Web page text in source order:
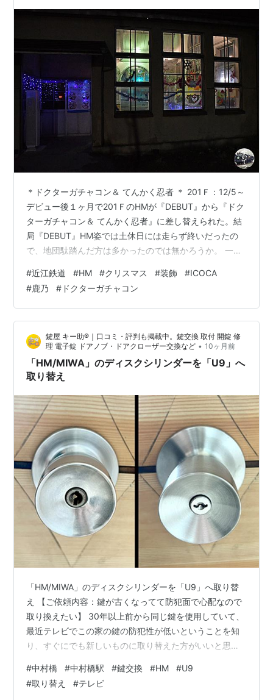
＊ドクターガチャコン＆ てんかく忍者 ＊ 201Ｆ：12/5～
デビュー後１ヶ月で201ＦのHMが『DEBUT』から『ドク
ターガチャコン＆ てんかく忍者』に差し替えられた。結
局『DEBUT』HM姿では土休日には走らず終いだったの
で、地団駄踏んだ方は多かったのでは無かろうか。 一方
翌日、201Ｆは初の土休日営業に就いている。 “すいてつ”
にとっては初の201号車先頭撮り。 （5803レ 長谷野－
大学前 12/6 7:11） 振り返ってもう一枚。 これで201Ｆも
束縛無く走り出したのかと思いきや、相変わらずの状態
が続いている。なので “すいてつ…
#近江鉄道 #HM #クリスマス #装飾 #ICOCA
#鹿乃 # ドクターガチャコン
鍵屋 キー助®｜口コミ・評判も掲載中。鍵交換 取付 開錠 修
理 電子錠 ドアノブ・ドアクローザー交換など • 10ヶ月前
「HM/MIWA」のディスクシリンダーを「U9」へ
取り替え
「HM/MIWA」のディスクシリンダーを「U9」へ取り替
え 【ご依頼内容：鍵が古くなってて防犯面で心配なので
取り換えたい】 30年以上前から同じ鍵を使用していて、
最近テレビでこの家の鍵の防犯性が低いということを知
り、すぐにでも新しいものに取り替えた方がいいと思っ
を「U9」へ取り替え】 「少し前までは、鍵はほとんどか
けてなかったけど、最近はいろんな事件もあり、やっぱ
#中村橋 #中村橋駅 #鍵交換 #HM #U9
#取り替え #テレビ